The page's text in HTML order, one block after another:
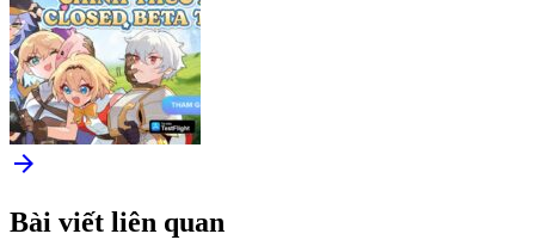
arrow_forward
Bài viết liên quan